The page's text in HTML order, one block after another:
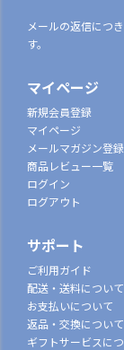
メールの返信につ
す。
マイページ
新規会員登録
マイページ
メールマガジン登録
商品レビュー一覧
ログイン
ログアウト
サポート
ご利用ガイド
配送・送料について
お支払いについて
返品・交換について
ギフトサービスに